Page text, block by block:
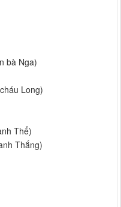
bà Nga)
Long)
Thể)
Thắng)